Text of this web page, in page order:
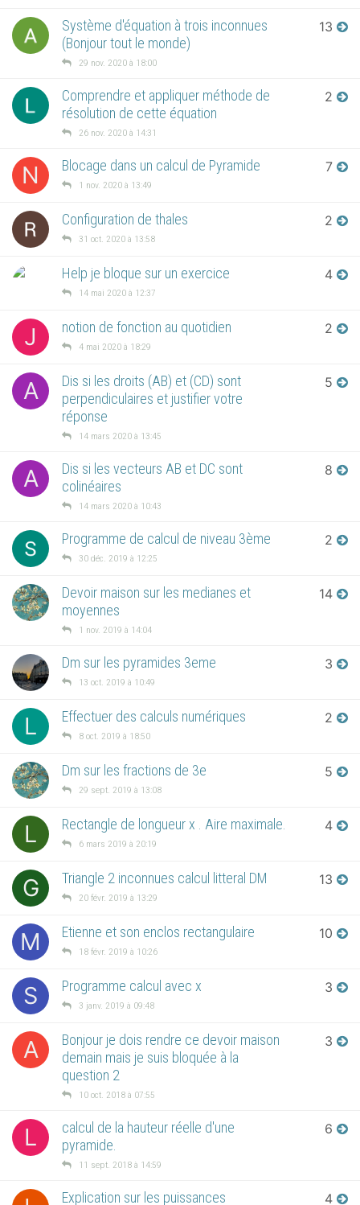
Système d'équation à trois inconnues
(Bonjour tout le monde)
29 nov. 2020 à 18:00
13
Comprendre et appliquer méthode de
résolution de cette équation
26 nov. 2020 à 14:31
2
N Blocage dans un calcul de Pyramide
1 nov. 2020 à 13:49
7
Configuration de thales
31 oct. 2020 à 13:58
2
Help je bloque sur un exercice
14 mai 2020 à 12:37
4
J notion de fonction au quotidien
4 mai 2020 à 18:29
2
A
Dis si les droits (AB) et (CD) sont
perpendiculaires et justifier votre
réponse
14 mars 2020 à 13:45
5
A
Dis si les vecteurs AB et DC sont
colinéaires
14 mars 2020 à 10:43
8
Programme de calcul de niveau 3ème
30 déc. 2019 à 12:25
2
Devoir maison sur les medianes et
moyennes
1 nov. 2019 à 14:04
14
Dm sur les pyramides 3eme
13 oct. 2019 à 10:49
3
L Effectuer des calculs numériques
8 oct. 2019 à 18:50
2
Dm sur les fractions de 3e
29 sept. 2019 à 13:08
5
L Rectangle de longueur x . Aire maximale.
6 mars 2019 à 20:19
4
G Triangle 2 inconnues calcul litteral DM
20 févr. 2019 à 13:29
13
M Etienne et son enclos rectangulaire
18 févr. 2019 à 10:26
10
S Programme calcul avec x
3 janv. 2019 à 09:48
3
A
Bonjour je dois rendre ce devoir maison
demain mais je suis bloquée à la
question 2
10 oct. 2018 à 07:55
3
L
calcul de la hauteur réelle d'une
pyramide.
11 sept. 2018 à 14:59
6
Explication sur les puissances 4